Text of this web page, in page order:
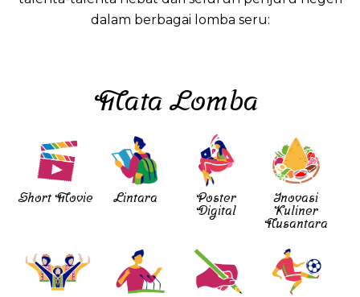
dalam berbagai lomba seru:
Mata Lomba
Short Movie Lintara
Poster
Digital
Inovasi
Kuliner
Nusantara